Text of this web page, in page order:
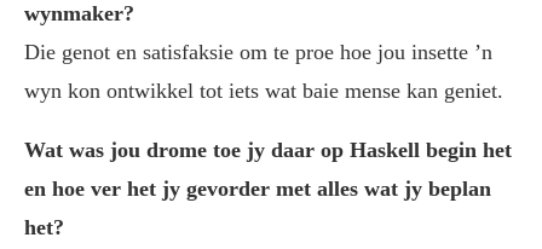
wynmaker?
Die genot en satisfaksie om te proe hoe jou insette ’n
wyn kon ontwikkel tot iets wat baie mense kan geniet.
Wat was jou drome toe jy daar op Haskell begin het
en hoe ver het jy gevorder met alles wat jy beplan
het?